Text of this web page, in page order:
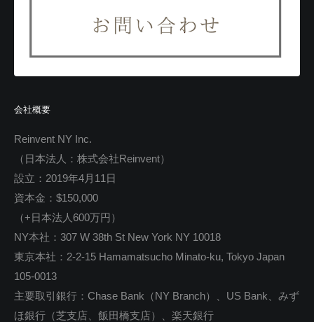
会社概要
Reinvent NY Inc.
（日本法人：株式会社Reinvent）
設立：2019年4月11日
資本金：$150,000
（+日本法人600万円）
NY本社：307 W 38th St New York NY 10018
東京本社：2-2-15 Hamamatsucho Minato-ku, Tokyo Japan
105-0013
主要取引銀行：Chase Bank（NY Branch）、US Bank、みず
ほ銀行（芝支店、飯田橋支店）、楽天銀行